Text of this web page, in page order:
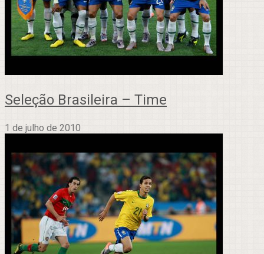
Seleção Brasileira – Time
1 de julho de 2010